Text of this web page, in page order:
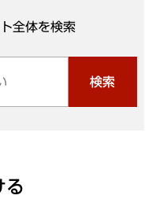
全体を検索
検索
る